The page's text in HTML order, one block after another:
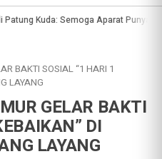
Aparat Punya Hati Nurani
BAKTI SOSIAL “1 HARI 1
LAYANG
GELAR BAKTI
DI
LAYANG